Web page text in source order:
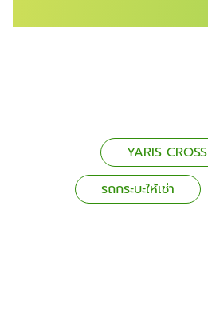
YARIS CROSS
รถกระบะให้เช่า